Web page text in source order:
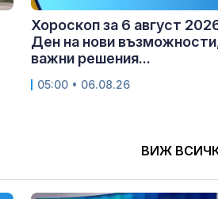
Хороскоп за 6 август
Ден на нови
важни решения...
05:00 • 06.08.26
ВИЖ